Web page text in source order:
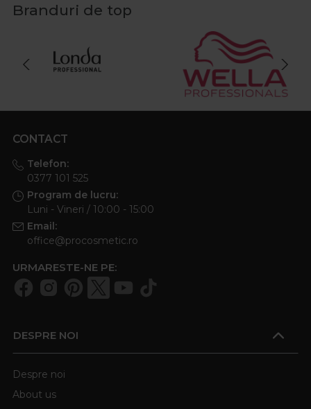
Branduri de top
CONTACT
Telefon:
0377 101 525
Program de lucru:
Luni - Vineri / 10:00 - 15:00
Email:
office@procosmetic.ro
URMARESTE-NE PE:
DESPRE NOI
Despre noi
About us